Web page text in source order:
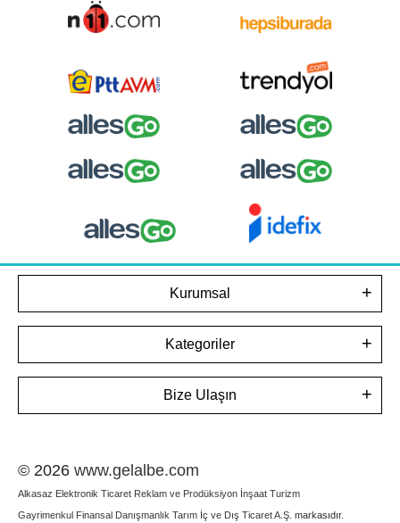
Kurumsal
Kategoriler
Bize Ulaşın
© 2026 www.gelalbe.com
Alkasaz Elektronik Ticaret Reklam ve Prodüksiyon İnşaat Turizm
Gayrimenkul Finansal Danışmanlık Tarım İç ve Dış Ticaret A.Ş. markasıdır.